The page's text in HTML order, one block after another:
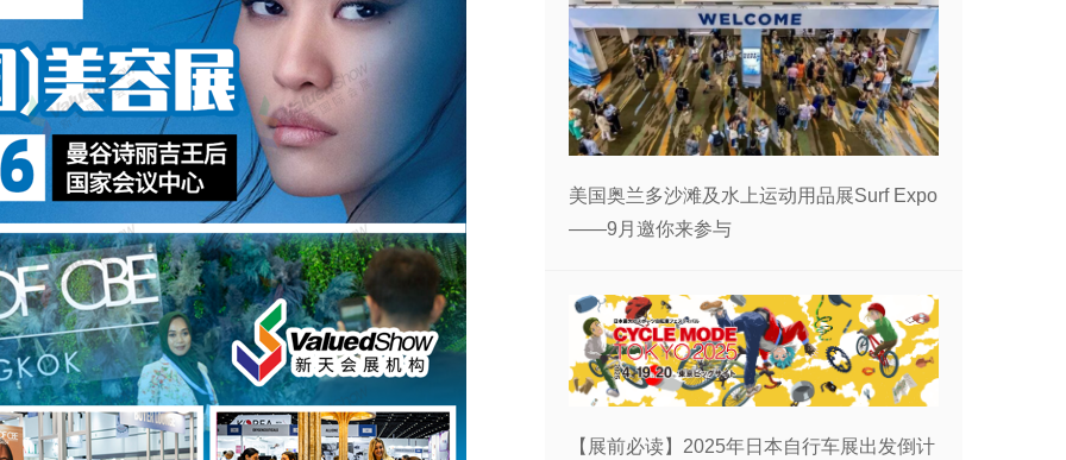
美国奥兰多沙滩及水上运动用品展Surf Expo
——9月邀你来参与
【展前必读】2025年日本自行车展出发倒计